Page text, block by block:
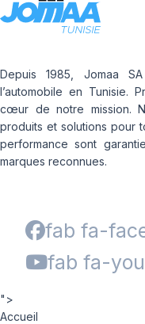
Depuis 1985, Jomaa
l’automobile en Tunisie.
cœur de notre mission.
produits et solutions pour
performance sont
marques reconnues.
fab fa-
fab fa-
">
Accueil